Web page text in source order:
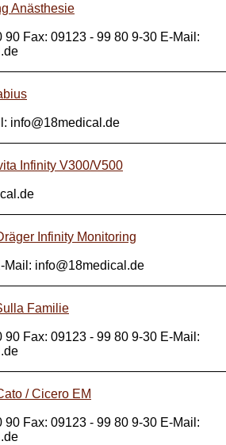
Anästhesie
90 Fax: 09123 - 99 80 9-30 E-Mail:
.de
info@18medical .de
Infinity V300/V500
.de
Infinity Monitoring
Mail: info@18medical .de
Familie
90 Fax: 09123 - 99 80 9-30 E-Mail:
.de
/ Cicero EM
90 Fax: 09123 - 99 80 9-30 E-Mail:
.de